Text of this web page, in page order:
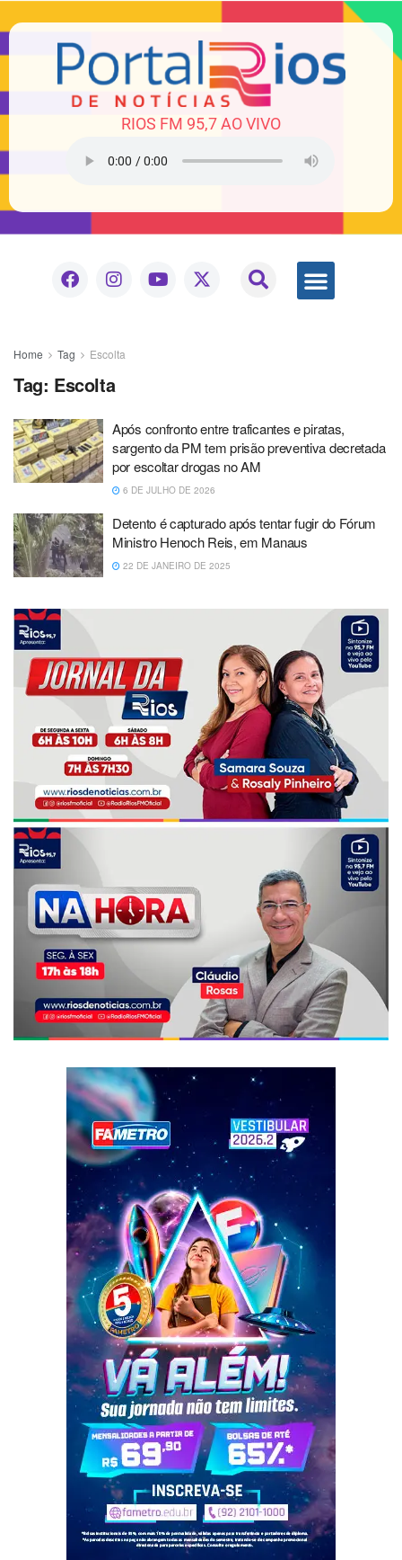
RIOS FM 95,7 AO VIVO
Home Tag Escolta
Tag: Escolta
Após confronto entre traficantes e piratas,
sargento da PM tem prisão preventiva decretada
por escoltar drogas no AM
6 DE JULHO DE 2026
Detento é capturado após tentar fugir do Fórum
Ministro Henoch Reis, em Manaus
22 DE JANEIRO DE 2025